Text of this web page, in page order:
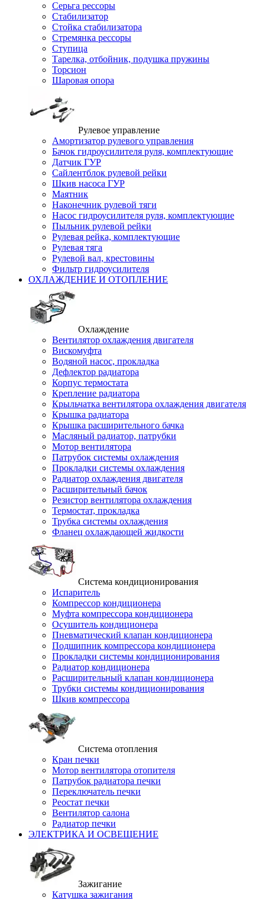
Серьга рессоры
Стабилизатор
Стойка стабилизатора
Стремянка рессоры
Ступица
Тарелка, отбойник, подушка пружины
Торсион
Шаровая опора
Рулевое управление
Амортизатор рулевого управления
Бачок гидроусилителя руля, комплектующие
Датчик ГУР
Сайлентблок рулевой рейки
Шкив насоса ГУР
Маятник
Наконечник рулевой тяги
Насос гидроусилителя руля, комплектующие
Пыльник рулевой рейки
Рулевая рейка, комплектующие
Рулевая тяга
Рулевой вал, крестовины
Фильтр гидроусилителя
ОХЛАЖДЕНИЕ И ОТОПЛЕНИЕ
Охлаждение
Вентилятор охлаждения двигателя
Вискомуфта
Водяной насос, прокладка
Дефлектор радиатора
Корпус термостата
Крепление радиатора
Крыльчатка вентилятора охлаждения двигателя
Крышка радиатора
Крышка расширительного бачка
Масляный радиатор, патрубки
Мотор вентилятора
Патрубок системы охлаждения
Прокладки системы охлаждения
Радиатор охлаждения двигателя
Расширительный бачок
Резистор вентилятора охлаждения
Термостат, прокладка
Трубка системы охлаждения
Фланец охлаждающей жидкости
Система кондиционирования
Испаритель
Компрессор кондиционера
Муфта компрессора кондиционера
Осушитель кондиционера
Пневматический клапан кондиционера
Подшипник компрессора кондиционера
Прокладки системы кондиционирования
Радиатор кондиционера
Расширительный клапан кондиционера
Трубки системы кондиционирования
Шкив компрессора
Система отопления
Кран печки
Мотор вентилятора отопителя
Патрубок радиатора печки
Переключатель печки
Реостат печки
Вентилятор салона
Радиатор печки
ЭЛЕКТРИКА И ОСВЕЩЕНИЕ
Зажигание
Катушка зажигания